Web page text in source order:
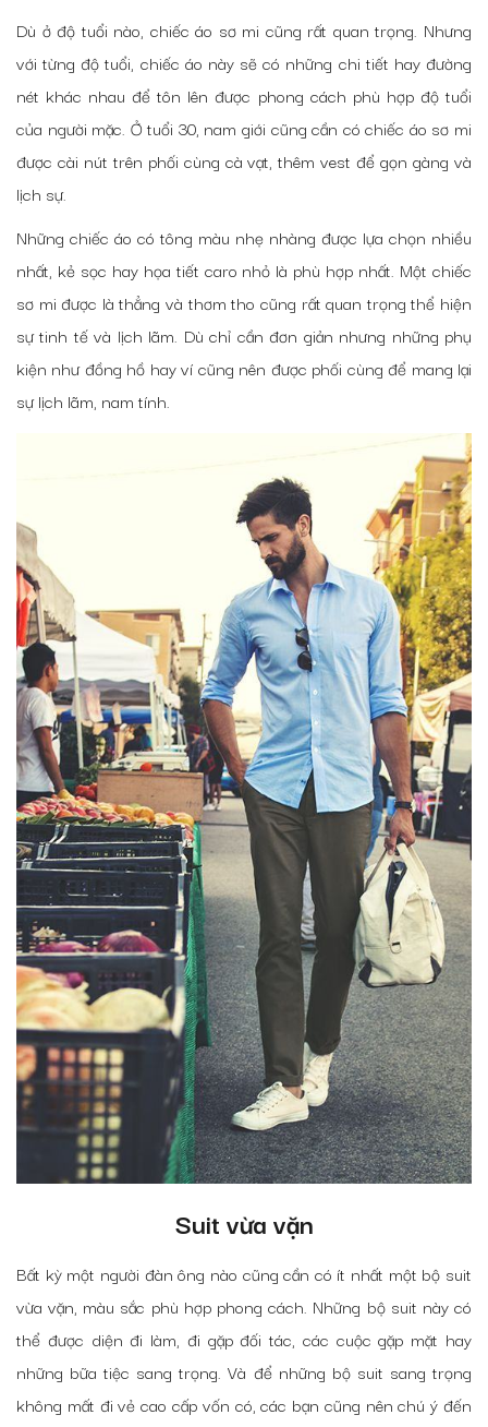
Dù ở độ tuổi nào, chiếc áo sơ mi cũng rất quan trọng. Nhưng
với từng độ tuổi, chiếc áo này sẽ có những chi tiết hay đường
nét khác nhau để tôn lên được phong cách phù hợp độ tuổi
của người mặc. Ở tuổi 30, nam giới cũng cần có chiếc áo sơ mi
được cài nút trên phối cùng cà vạt, thêm vest để gọn gàng và
lịch sự.
Những chiếc áo có tông màu nhẹ nhàng được lựa chọn nhiều
nhất, kẻ sọc hay họa tiết caro nhỏ là phù hợp nhất. Một chiếc
sơ mi được là thẳng và thơm tho cũng rất quan trọng thể hiện
sự tinh tế và lịch lãm. Dù chỉ cần đơn giản nhưng những phụ
kiện như đồng hồ hay ví cũng nên được phối cùng để mang lại
sự lịch lãm, nam tính.
Suit vừa vặn
Bất kỳ một người đàn ông nào cũng cần có ít nhất một bộ suit
vừa vặn, màu sắc phù hợp phong cách. Những bộ suit này có
thể được diện đi làm, đi gặp đối tác, các cuộc gặp mặt hay
những bữa tiệc sang trọng. Và để những bộ suit sang trọng
không mất đi vẻ cao cấp vốn có, các bạn cũng nên chú ý đến